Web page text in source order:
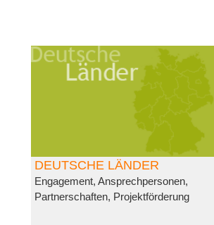
DEUTSCHE LÄNDER
Engagement, Ansprechpersonen,
Partnerschaften, Projektförderung